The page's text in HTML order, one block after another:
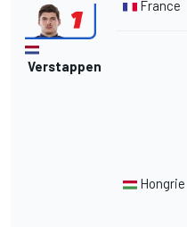
Verstappen
France
Hongrie